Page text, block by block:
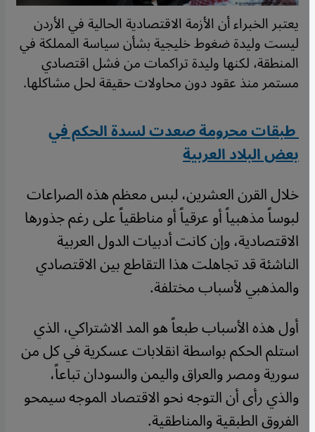
يعتبر الخبراء أن الأزمة الاقتصادية الحالية في الأردن
ليست وليدة ضغوط خليجية بشأن سياسة المملكة في
المنطقة، لكنها وليدة تراكمات من فشل اقتصادي
مستمر منذ عقود دون محاولات حقيقة لحل مشاكلها.
طبقات محرومة صعدت لسدة الحكم في
بعض البلاد العربية
خلال القرن العشرين، لبس معظم هذه الصراعات
لبوساً مذهبياً أو عرقياً أو مناطقياً على رغم جذورها
الاقتصادية، وإن كانت أدبيات الدول العربية
الناشئة قد تجاهلت هذا التقاطع بين الاقتصادي
والمذهبي لأسباب مختلفة.
أول هذه الأسباب طبعاً هو المد الاشتراكي، الذي
استلم الحكم بواسطة انقلابات عسكرية في كل من
سورية ومصر والعراق واليمن والسودان تباعاً،
والذي رأى أن التوجه نحو الاقتصاد الموجه سيمحو
الفروق الطبقية والمناطقية.